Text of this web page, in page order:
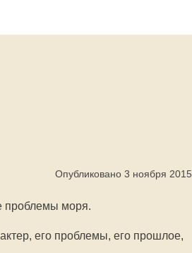
Опубликовано 3 ноября 2015
проблемы моря.
его проблемы, его прошлое,